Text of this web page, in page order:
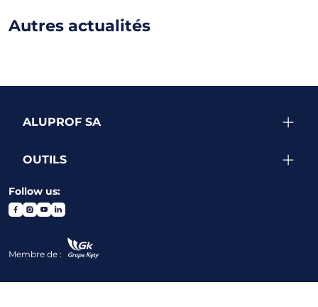
Autres actualités
ALUPROF SA
OUTILS
Follow us:
Membre de :